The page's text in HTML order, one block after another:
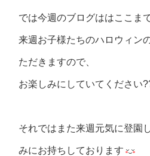
では今週のブログははここま
来週お子様たちのハロウィン
ただきますので、
お楽しみにしていてください
それではまた来週元気に登園
みにお持ちしております